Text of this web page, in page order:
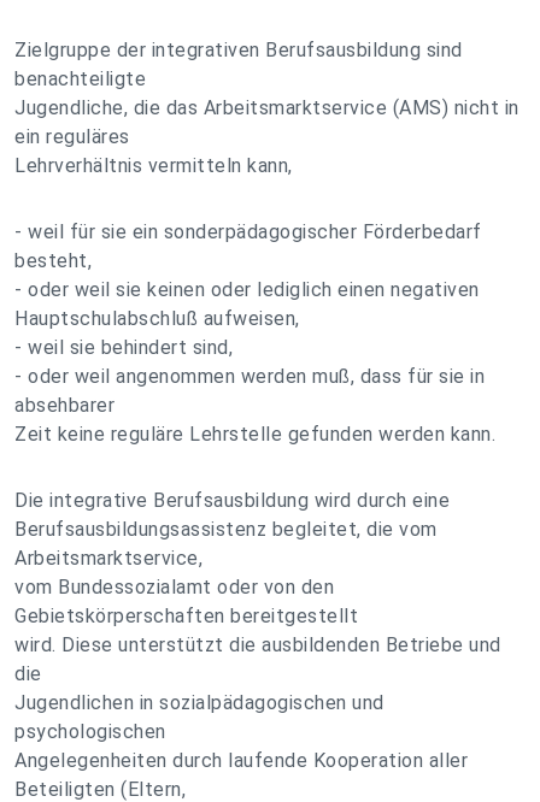
Zielgruppe der integrativen Berufsausbildung sind
benachteiligte
Jugendliche, die das Arbeitsmarktservice (AMS) nicht in
ein reguläres
Lehrverhältnis vermitteln kann,
- weil für sie ein sonderpädagogischer Förderbedarf
besteht,
- oder weil sie keinen oder lediglich einen negativen
Hauptschulabschluß aufweisen,
- weil sie behindert sind,
- oder weil angenommen werden muß, dass für sie in
absehbarer
Zeit keine reguläre Lehrstelle gefunden werden kann.
Die integrative Berufsausbildung wird durch eine
Berufsausbildungsassistenz begleitet, die vom
Arbeitsmarktservice,
vom Bundessozialamt oder von den
Gebietskörperschaften bereitgestellt
wird. Diese unterstützt die ausbildenden Betriebe und
die
Jugendlichen in sozialpädagogischen und
psychologischen
Angelegenheiten durch laufende Kooperation aller
Beteiligten (Eltern,